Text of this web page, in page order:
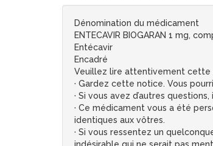
Dénomination du médicament
ENTECAVIR BIOGARAN 1 mg,
Entécavir
Encadré
Veuillez lire attentivement cette
· Gardez cette notice. Vous
· Si vous avez d’autres
· Ce médicament vous a été
identiques aux vôtres.
· Si vous ressentez un